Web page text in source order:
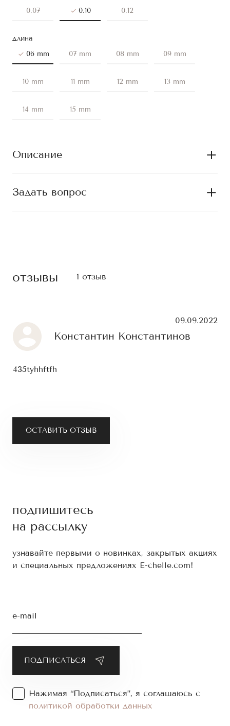
0.07
0.10 0.12
длина
06 mm
07 mm 08 mm 09 mm
10 mm 11 mm 12 mm 13 mm
14 mm 15 mm
Описание
Задать вопрос
отзывы 1 отзыв
ОСТАВИТЬ ОТЗЫВ
Константин Константинов
09.09.2022
435tyhhftfh
подпишитесь
на рассылку
узнавайте первыми о новинках, закрытых акциях
и специальных предложениях E-chelle.com!
e-mail
Нажимая “Подписаться”, я соглашаюсь с
политикой обработки данных